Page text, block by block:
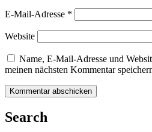
E-Mail-Adresse *
Website
Name, E-Mail-Adresse und
meinen nächsten Kommentar
Search